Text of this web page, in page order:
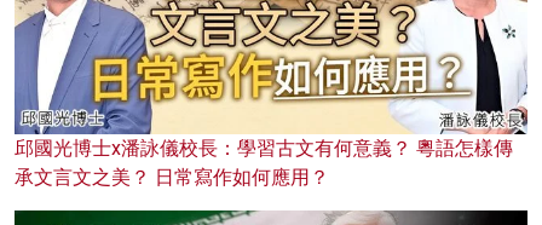
邱國光博士x潘詠儀校長：學習古文有何意義？ 粵語怎樣傳
承文言文之美？ 日常寫作如何應用？